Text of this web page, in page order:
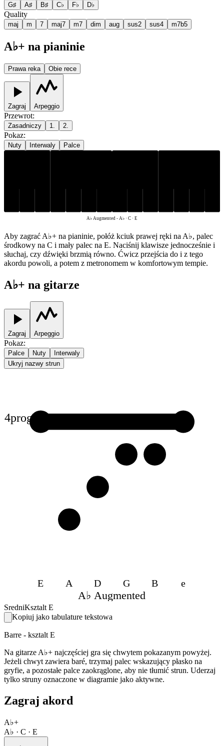
G♯
A♯ B♯ C♭ F♭ D♭
Quality
maj m 7 maj7 m7 dim aug sus2 sus4 m7b5
A♭+ na pianinie
Prawa reka Obie rece
Zagraj Arpeggio
Przewrot:
Zasadniczy 1. 2.
Pokaz:
Nuty Interwaly Palce
A♭ Augmented - A♭ · C · E
Aby zagrać A♭+ na pianinie, połóż kciuk prawej ręki na A♭, palec
środkowy na C i mały palec na E. Naciśnij klawisze jednocześnie i
słuchaj, czy dźwięki brzmią równo. Ćwicz przejścia do i z tego
akordu powoli, a potem z metronomem w komfortowym tempie.
A♭+ na gitarze
Zagraj Arpeggio
Pokaz:
Palce Nuty
Interwaly
Ukryj nazwy strun
4prog
E A D G B e
A♭ Augmented
SredniKsztalt E
Kopiuj jako tabulature tekstowa
Barre - ksztalt E
Na gitarze A♭+ najczęściej gra się chwytem pokazanym powyżej.
Jeżeli chwyt zawiera baré, trzymaj palec wskazujący płasko na
gryfie, a pozostałe palce zaokrąglone, aby nie tłumić strun. Uderzaj
tylko struny oznaczone w diagramie jako aktywne.
Zagraj akord
A♭+
A♭ · C · E